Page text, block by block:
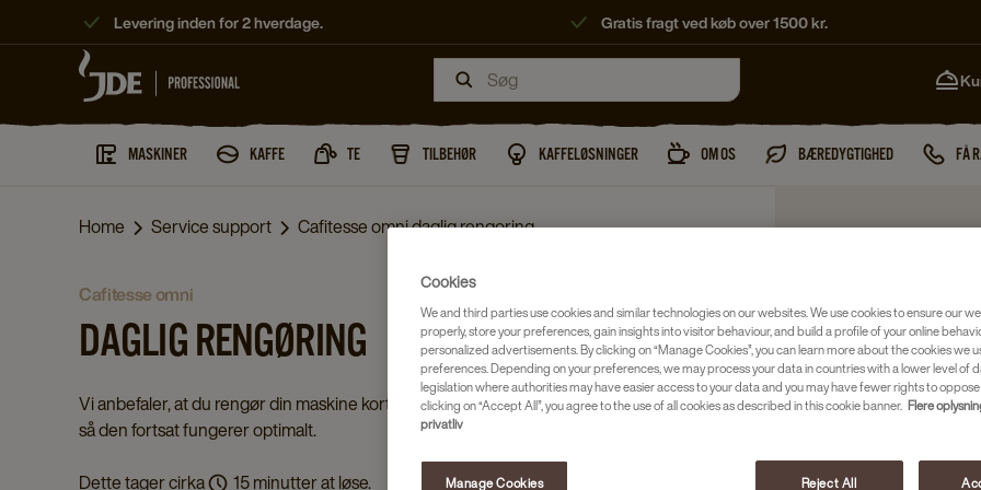
Levering inden for 2 hverdage. Gratis fragt ved køb over 1500 kr.
MASKINER KAFFE TE TILBEHØR KAFFELØSNINGER OM OS BÆREDYGTIGHED FÅ
Home Service support Cafitesse omni daglig rengoring
cafitesse omni
DAGLIG RENGØRING
Vi anbefaler, at du rengør din maskine kort dagligt,
så den fortsat fungerer optimalt.
Dette tager cirka
15 minutter at løse.
Cookies
We and third parties use cookies and similar technologies on our websites. We use cookies to ensure our
properly, store your preferences, gain insights into visitor behaviour, and build a profile of your online
personalized advertisements. By clicking on “Manage Cookies”, you can learn more about the cookies we
preferences. Depending on your preferences, we may process your data in countries with a lower level of
legislation where authorities may have easier access to your data and you may have fewer rights to
clicking on “Accept All”, you agree to the use of all cookies as described in this cookie banner. Flere
privatliv
Manage Cookies Reject All